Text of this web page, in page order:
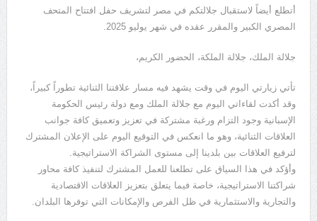
أتطلع أيضاً لاستقبال جلالتكم في مصر لتشريف حفل افتتاح المتحف
المصري الكبير والمقرر عقده في شهر يوليو 2025.
جلالة الملك، جلالة الملكة، الحضور الكريم،
تأتي زيارتي اليوم في وقت يشهد فيه مسار علاقتنا الثنائية تطوراً كبيراً،
وقد أكدت لقاءاتي اليوم مع جلالة الملك ومع دولة رئيس الحكومة
الإسبانية وجود التزام ورغبة مشتركة في تعزيز وتعميق كافة جوانب
العلاقات الثنائية، وهو ما انعكس في التوقيع اليوم على الإعلان المشترك
لترفيع العلاقات بين بلدينا إلى مستوى الشراكة الاستراتيجية.
وأؤكد في هذا السياق على تطلعنا للعمل المشترك لتنفيذ كافة محاور
شراكتنا الاستراتيجية، خاصة فيما يتعلق بتعزيز العلاقات الاقتصادية
والتجارية والاستثمارية في ظل الفرص والإمكانات التي توفرها البلدان.